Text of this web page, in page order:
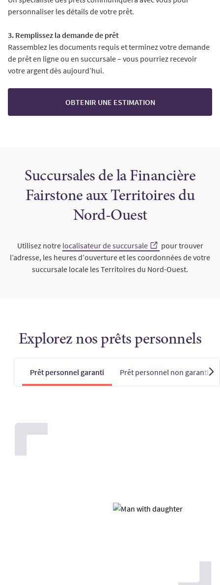
personnaliser les détails de votre prêt.
3. Remplissez la demande de prêt
Rassemblez les documents requis et terminez votre demande
de prêt en ligne ou en succursale – vous pourriez recevoir
votre argent dès aujourd’hui.
OBTENIR UNE ESTIMATION
Succursales de la Financière
Fairstone aux Territoires du
Nord-Ouest
Utilisez notre localisateur de succursale
pour trouver
l’adresse, les heures d’ouverture et les coordonnées de votre
succursale locale les Territoires du Nord-Ouest.
Explorez nos prêts personnels
Prêt personnel garanti Prêt personnel non garanti